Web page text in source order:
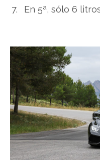
En 5ª, sólo 6